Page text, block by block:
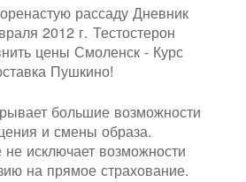
рассаду Дневник
2012 г. Тестостерон
цены Смоленск - Курс
Пушкино!
большие возможности
и смены образа.
исключает возможности
на прямое страхование.